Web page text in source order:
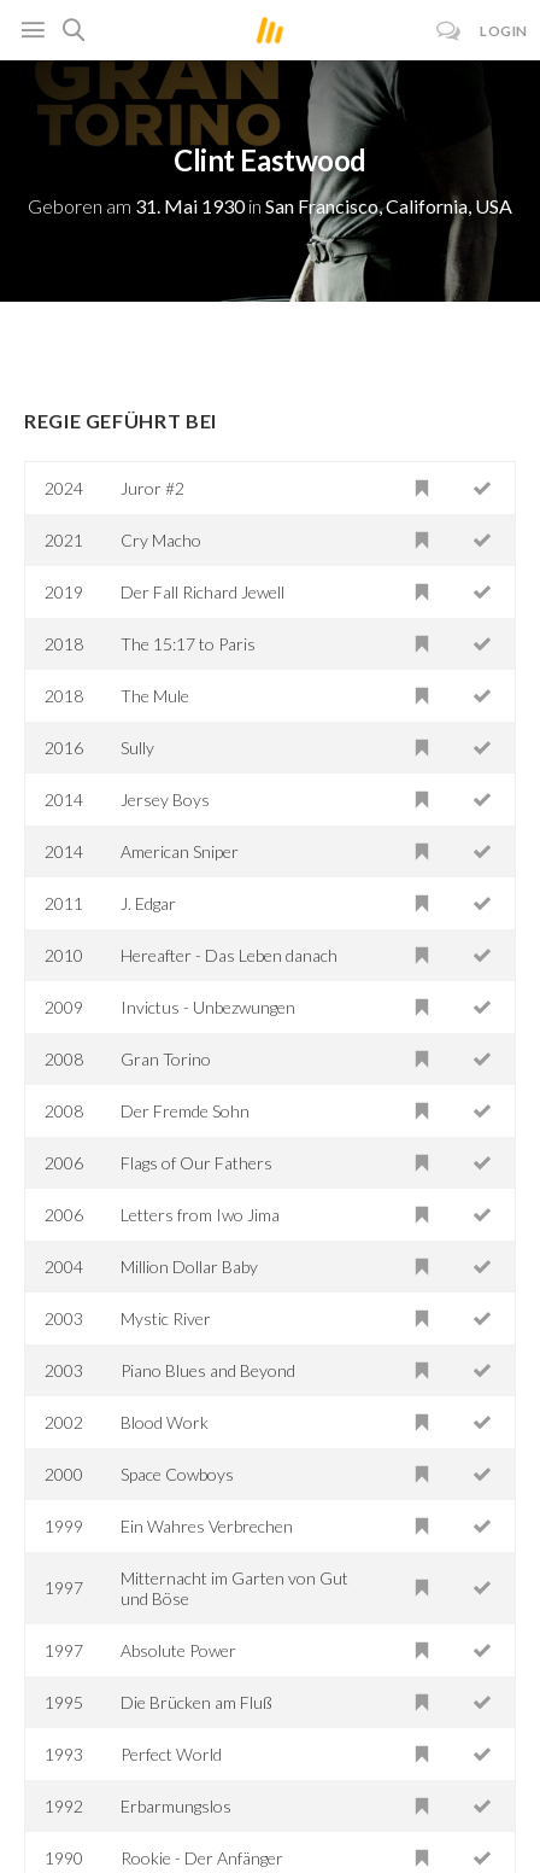
LOGIN
Clint Eastwood
Geboren am 31. Mai 1930in San Francisco, California, USA
REGIE GEFÜHRT BEI
2024 Juror #2
2021 Cry Macho
2019 Der Fall Richard Jewell
2018 The 15:17 to Paris
2018 The Mule
2016 Sully
2014 Jersey Boys
2014 American Sniper
2011 J. Edgar
2010 Hereafter - Das Leben danach
2009 Invictus - Unbezwungen
2008 Gran Torino
2008 Der Fremde Sohn
2006 Flags of Our Fathers
2006 Letters from Iwo Jima
2004 Million Dollar Baby
2003 Mystic River
2003 Piano Blues and Beyond
2002 Blood Work
2000 Space Cowboys
1999 Ein Wahres Verbrechen
1997
Mitternacht im Garten von Gut
und Böse
1997 Absolute Power
1995 Die Brücken am Fluß
1993 Perfect World
1992 Erbarmungslos
1990 Rookie - Der Anfänger